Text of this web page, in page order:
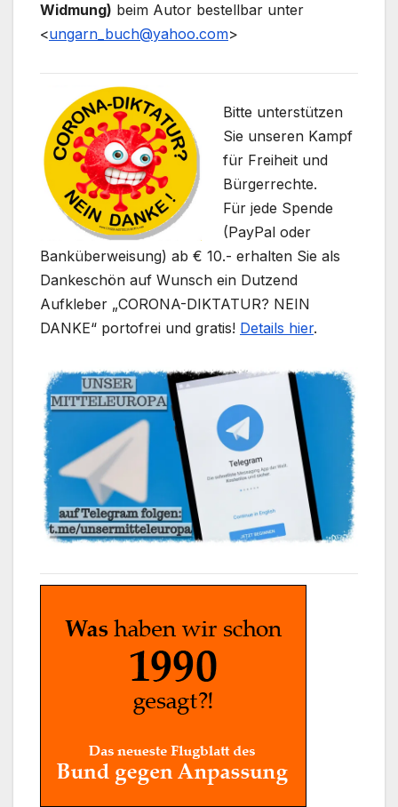
Widmung) beim Autor bestellbar unter
<ungarn_buch@yahoo.com>
Bitte unterstützen
Sie unseren Kampf
für Freiheit und
Bürgerrechte.
Für jede Spende
(PayPal oder
Banküberweisung) ab € 10.- erhalten Sie als
Dankeschön auf Wunsch ein Dutzend
Aufkleber „CORONA-DIKTATUR? NEIN
DANKE“ portofrei und gratis! Details hier.